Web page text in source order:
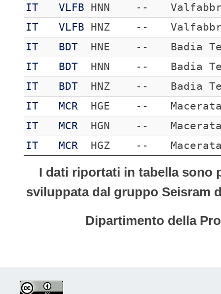
IT VLFB HNN --
IT
VLFB HNZ --
IT
BDT HNE --
Badia
IT
BDT HNN --
Badia
IT
BDT HNZ --
Badia
IT
MCR HGE --
IT
MCR HGN --
IT
MCR HGZ --
I dati riportati in tabella sono
sviluppata dal gruppo Seisram
Dipartimento della